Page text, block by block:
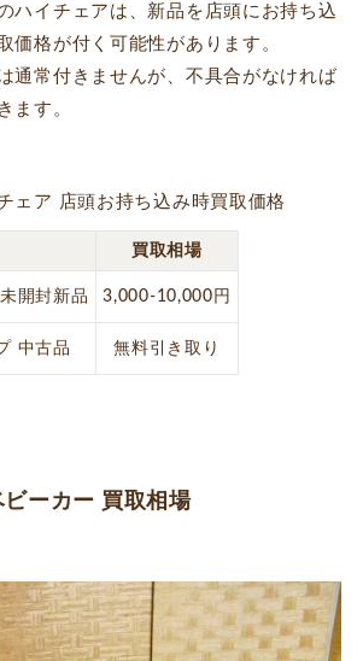
ハイチェアは、新品を店頭にお持ち込
価格が付く可能性があります。
通常付きませんが、不具合がなければ
ます。
ア 店頭お持ち込み時買取価格
買取相場
開封新品 3,000-10,000円
中古品 無料引き取り
ーカー 買取相場